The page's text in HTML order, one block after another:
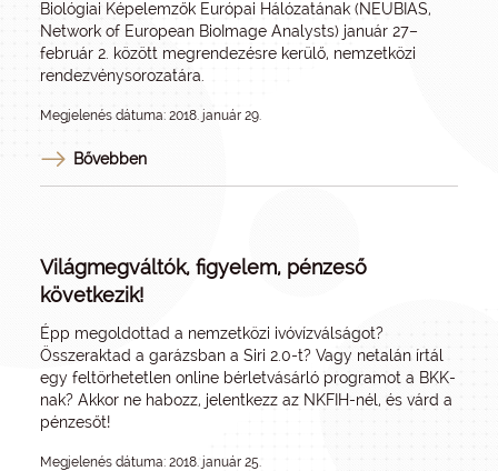
Biológiai Képelemzők Európai Hálózatának (NEUBIAS,
Network of European BioImage Analysts) január 27–
február 2. között megrendezésre kerülő, nemzetközi
rendezvénysorozatára.
Megjelenés dátuma: 2018. január 29.
Bővebben
Világmegváltók, figyelem, pénzeső
következik!
Épp megoldottad a nemzetközi ivóvízválságot?
Összeraktad a garázsban a Siri 2.0-t? Vagy netalán írtál
egy feltörhetetlen online bérletvásárló programot a BKK-
nak? Akkor ne habozz, jelentkezz az NKFIH-nél, és várd a
pénzesőt!
Megjelenés dátuma: 2018. január 25.